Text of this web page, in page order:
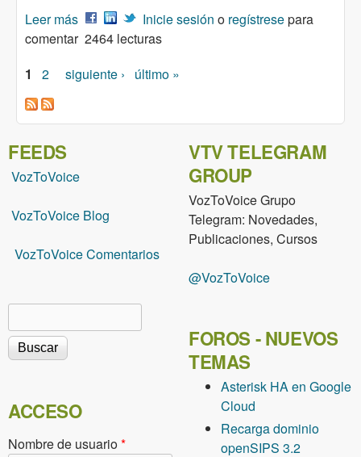
Leer más sobre Kamailio 5.1.X y el cifrado de la
señalización SIP en CentOS 7.X
Inicie sesión o regístresepara
comentar 2464 lecturas
Páginas
1 2 siguiente › último »
FEEDS
VozToVoice
VozToVoice Blog
VozToVoice Comentarios
Formulario de búsqueda
ACCESO
Nombre de usuario*
VTV TELEGRAM
GROUP
VozToVoice Grupo
Telegram: Novedades,
Publicaciones, Cursos
@VozToVoice
FOROS - NUEVOS
TEMAS
Asterisk HA en Google
Cloud
Recarga dominio
openSIPS 3.2